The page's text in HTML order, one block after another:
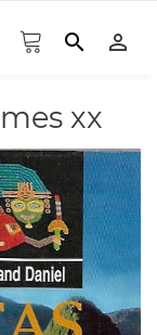
search person_outline
xx